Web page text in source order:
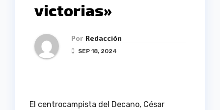
victorias»
Por Redacción
SEP 18, 2024
El centrocampista del Decano, César